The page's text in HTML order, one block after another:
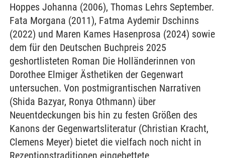
Hoppes Johanna (2006), Thomas Lehrs September.
Fata Morgana (2011), Fatma Aydemir Dschinns
(2022) und Maren Kames Hasenprosa (2024) sowie
dem für den Deutschen Buchpreis 2025
geshortlisteten Roman Die Holländerinnen von
Dorothee Elmiger Ästhetiken der Gegenwart
untersuchen. Von postmigrantischen Narrativen
(Shida Bazyar, Ronya Othmann) über
Neuentdeckungen bis hin zu festen Größen des
Kanons der Gegenwartsliteratur (Christian Kracht,
Clemens Meyer) bietet die vielfach noch nicht in
Rezeptionstraditionen eingebettete